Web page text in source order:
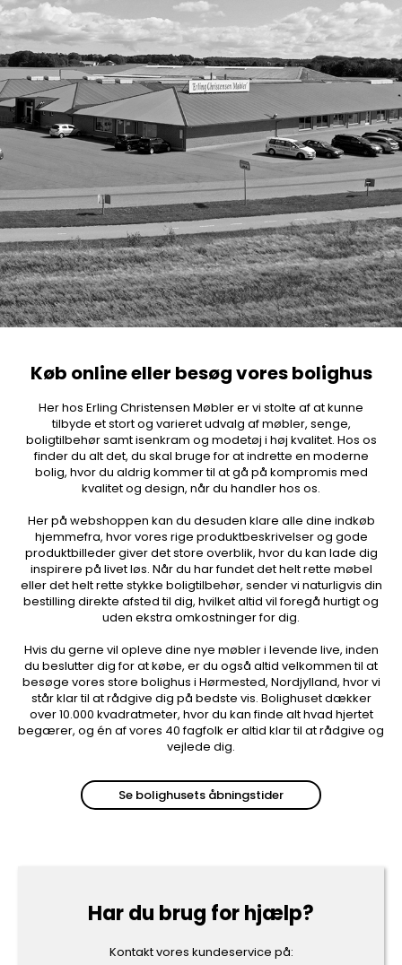
Køb online eller besøg vores bolighus
Her hos Erling Christensen Møbler er vi stolte af at kunne
tilbyde et stort og varieret udvalg af møbler, senge,
boligtilbehør samt isenkram og modetøj i høj kvalitet. Hos os
finder du alt det, du skal bruge for at indrette en moderne
bolig, hvor du aldrig kommer til at gå på kompromis med
kvalitet og design, når du handler hos os.
Her på webshoppen kan du desuden klare alle dine indkøb
hjemmefra, hvor vores rige produktbeskrivelser og gode
produktbilleder giver det store overblik, hvor du kan lade dig
inspirere på livet løs. Når du har fundet det helt rette møbel
eller det helt rette stykke boligtilbehør, sender vi naturligvis din
bestilling direkte afsted til dig, hvilket altid vil foregå hurtigt og
uden ekstra omkostninger for dig.
Hvis du gerne vil opleve dine nye møbler i levende live, inden
du beslutter dig for at købe, er du også altid velkommen til at
besøge vores store bolighus i Hørmested, Nordjylland, hvor vi
står klar til at rådgive dig på bedste vis. Bolighuset dækker
over 10.000 kvadratmeter, hvor du kan finde alt hvad hjertet
begærer, og én af vores 40 fagfolk er altid klar til at rådgive og
vejlede dig.
Se bolighusets åbningstider
Har du brug for hjælp?
Kontakt vores kundeservice på: